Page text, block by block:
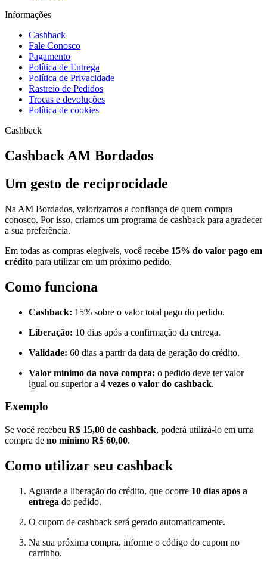
Informações
Cashback
Fale Conosco
Pagamento
Política de Entrega
Política de Privacidade
Rastreio de Pedidos
Trocas e devoluções
Política de cookies
Cashback
Cashback AM Bordados
Um gesto de reciprocidade
Na AM Bordados, valorizamos a confiança de quem compra
conosco. Por isso, criamos um programa de cashback para agradecer
a sua preferência.
Em todas as compras elegíveis, você recebe 15% do valor pago em
crédito para utilizar em um próximo pedido.
Como funciona
Cashback: 15% sobre o valor total pago do pedido.
Liberação: 10 dias após a confirmação da entrega.
Validade: 60 dias a partir da data de geração do crédito.
Valor mínimo da nova compra: o pedido deve ter valor
igual ou superior a 4 vezes o valor do cashback.
Exemplo
Se você recebeu R$ 15,00 de cashback, poderá utilizá-lo em uma
compra de no mínimo R$ 60,00.
Como utilizar seu cashback
Aguarde a liberação do crédito, que ocorre 10 dias após a
entrega do pedido.
O cupom de cashback será gerado automaticamente.
Na sua próxima compra, informe o código do cupom no
carrinho.